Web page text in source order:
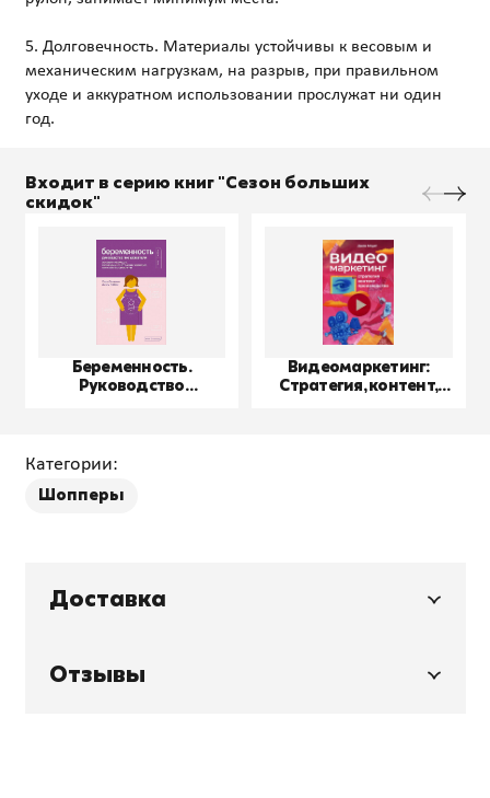
5. Долговечность. Материалы устойчивы к весовым и
механическим нагрузкам, на разрыв, при правильном
уходе и аккуратном использовании прослужат ни один
Входит в серию книг "Сезон больших
скидок"
Беременность.
Руководство
Видеомаркетинг:
Стратегия, контент,
Категории:
Шопперы
Доставка
Отзывы